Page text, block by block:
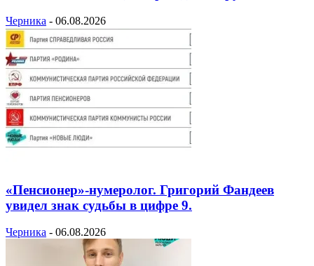
Черника - 06.08.2026
«Пенсионер»-нумеролог. Григорий Фандеев
увидел знак судьбы в цифре 9.
Черника - 06.08.2026